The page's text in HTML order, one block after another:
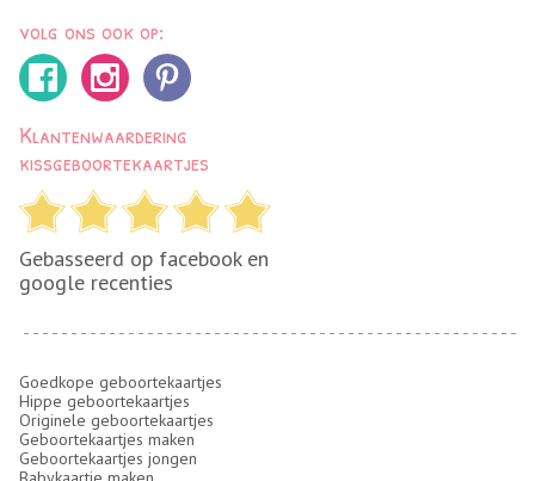
volg ons ook op:
Klantenwaardering
kissgeboortekaartjes
Gebasseerd op facebook en
google recenties
Goedkope geboortekaartjes
Hippe geboortekaartjes
Originele geboortekaartjes
Geboortekaartjes maken
Geboortekaartjes jongen